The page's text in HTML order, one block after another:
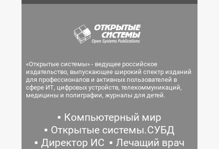
«Открытые системы» - ведущее российское
издательство, выпускающее широкий спектр изданий
для профессионалов и активных пользователей в
сфере ИТ, цифровых устройств, телекоммуникаций,
медицины и полиграфии, журналы для детей.
Компьютерный мир
Открытые системы.СУБД
Директор ИС
Лечащий врач